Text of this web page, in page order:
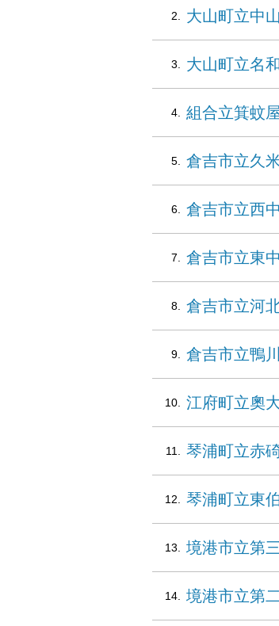
大山町立中
大山町立名
組合立箕蚊
倉吉市立久
倉吉市立西
倉吉市立東
倉吉市立河
倉吉市立鴨
江府町立奧
琴浦町立赤
琴浦町立東
境港市立第
境港市立第